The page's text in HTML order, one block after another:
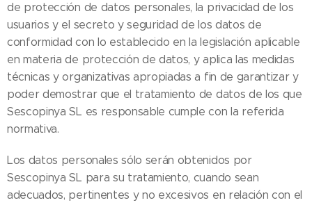
de protección de datos personales, la privacidad de los
usuarios y el secreto y seguridad de los datos de
conformidad con lo establecido en la legislación aplicable
en materia de protección de datos, y aplica las medidas
técnicas y organizativas apropiadas a fin de garantizar y
poder demostrar que el tratamiento de datos de los que
Sescopinya SL es responsable cumple con la referida
normativa.
Los datos personales sólo serán obtenidos por
Sescopinya SL para su tratamiento, cuando sean
adecuados, pertinentes y no excesivos en relación con el